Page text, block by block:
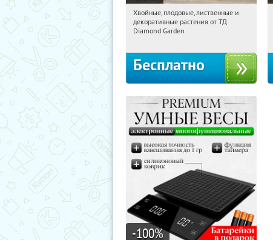
06:44:05 Получили:
Выставочная
Хвойные, плодовые, лиственные и
декоративные растения от ТД
Diamond Garden
Бесплатно
-100%